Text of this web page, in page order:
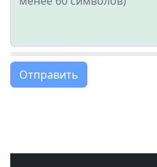
Отправить